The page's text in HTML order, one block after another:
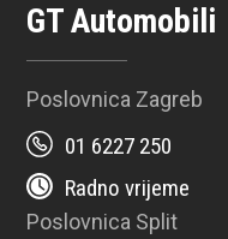
GT Automobili
Poslovnica Zagreb
01 6227 250
Radno vrijeme
Poslovnica Split